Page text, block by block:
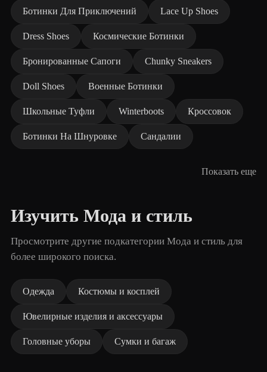
Ботинки Для Приключений Lace Up Shoes
Dress Shoes Космические Ботинки
Бронированные Сапоги Chunky Sneakers
Doll Shoes Военные Ботинки
Школьные Туфли Winterboots Кроссовок
Ботинки На Шнуровке Сандалии
Показать еще
Изучить Мода и стиль
Просмотрите другие подкатегории Мода и стиль для
более широкого поиска.
Одежда Костюмы и косплей
Ювелирные изделия и аксессуары
Головные уборы Сумки и багаж